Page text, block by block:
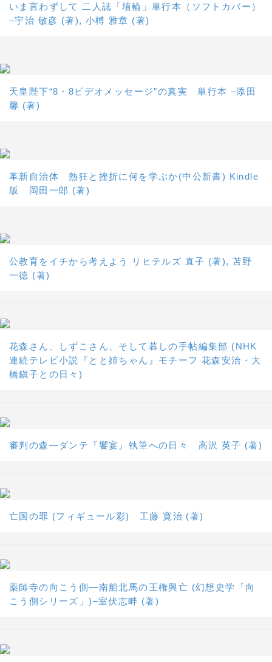
いま言わずして 二人誌「埴輪」単行本（ソフトカバー）
–宇治 敏彦 (著), 小榑 雅章 (著)
天皇陛下“8・8ビデオメッセージ”の真実 単行本 –添田
馨 (著)
革新自治体 熱狂と挫折に何を学ぶか(中公新書) Kindle
版 岡田一郎 (著)
公教育をイチから考えよう リヒテルズ 直子 (著), 苫野
一徳 (著)
花森さん、しずこさん、そして暮しの手帖編集部 (NHK
連続テレビ小説『とと姉ちゃん』モチーフ 花森安治・大
橋鎭子との日々)
審判の森―ダンテ『饗宴』執筆への日々 高沢 英子 (著)
亡国の罪 (フィギュール彩) 工藤 寛治 (著)
薬師寺の向こう側―南船北馬の王権興亡 (幻想史学「向
こう側シリーズ」)–室伏志畔 (著)